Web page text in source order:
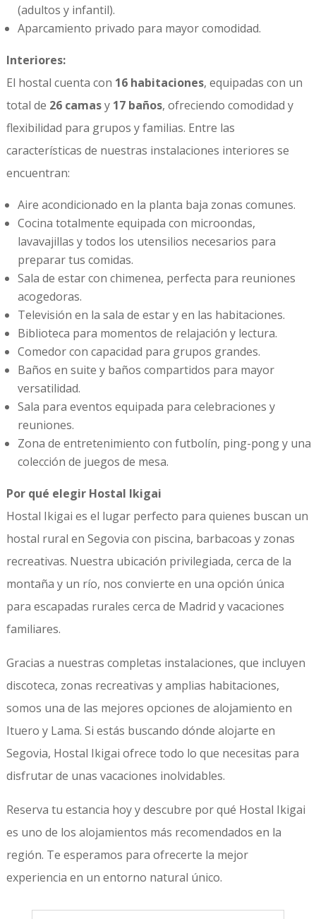
(adultos y infantil).
Aparcamiento privado para mayor comodidad.
Interiores:
El hostal cuenta con 16 habitaciones, equipadas con un
total de 26 camasy 17 baños, ofreciendo comodidad y
flexibilidad para grupos y familias. Entre las
características de nuestras instalaciones interiores se
encuentran:
Aire acondicionado en la planta baja zonas comunes.
Cocina totalmente equipada con microondas,
lavavajillas y todos los utensilios necesarios para
preparar tus comidas.
Sala de estar con chimenea, perfecta para reuniones
acogedoras.
Televisión en la sala de estar y en las habitaciones.
Biblioteca para momentos de relajación y lectura.
Comedor con capacidad para grupos grandes.
Baños en suite y baños compartidos para mayor
versatilidad.
Sala para eventos equipada para celebraciones y
reuniones.
Zona de entretenimiento con futbolín, ping-pong y una
colección de juegos de mesa.
Por qué elegir Hostal Ikigai
Hostal Ikigai es el lugar perfecto para quienes buscan un
hostal rural en Segovia con piscina, barbacoas y zonas
recreativas. Nuestra ubicación privilegiada, cerca de la
montaña y un río, nos convierte en una opción única
para escapadas rurales cerca de Madrid y vacaciones
familiares.
Gracias a nuestras completas instalaciones, que incluyen
discoteca, zonas recreativas y amplias habitaciones,
somos una de las mejores opciones de alojamiento en
Ituero y Lama. Si estás buscando dónde alojarte en
Segovia, Hostal Ikigai ofrece todo lo que necesitas para
disfrutar de unas vacaciones inolvidables.
Reserva tu estancia hoy y descubre por qué Hostal Ikigai
es uno de los alojamientos más recomendados en la
región. Te esperamos para ofrecerte la mejor
experiencia en un entorno natural único.